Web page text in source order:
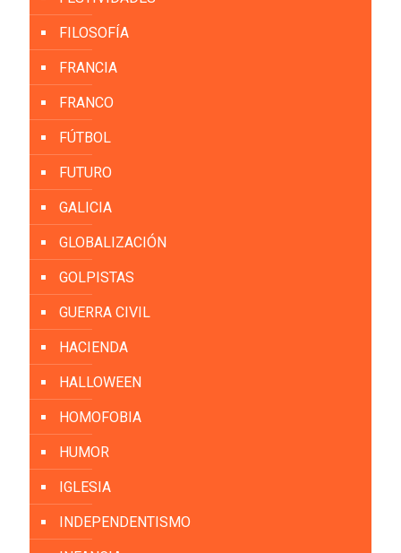
FILOSOFÍA
FRANCIA
FRANCO
FÚTBOL
FUTURO
GALICIA
GLOBALIZACIÓN
GOLPISTAS
GUERRA CIVIL
HACIENDA
HALLOWEEN
HOMOFOBIA
HUMOR
IGLESIA
INDEPENDENTISMO